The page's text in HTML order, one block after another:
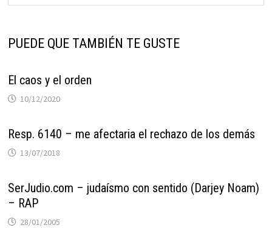
PUEDE QUE TAMBIÉN TE GUSTE
El caos y el orden
10/12/2020
Resp. 6140 – me afectaria el rechazo de los demás
13/07/2018
SerJudio.com – judaísmo con sentido (Darjey Noam)
– RAP
28/01/2005